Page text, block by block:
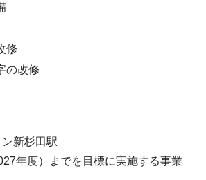
修
の改修
新杉田駅
年度）までを目標に実施する事業